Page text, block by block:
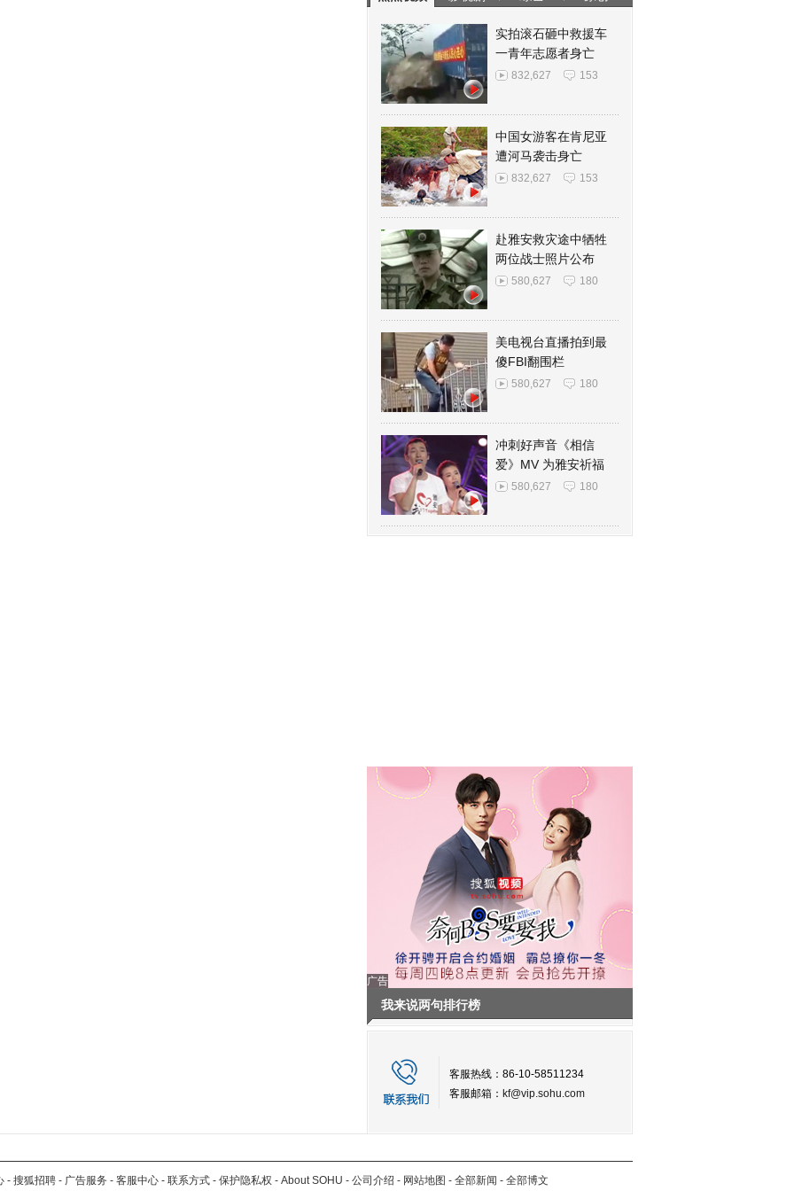
实拍滚石砸中救援车
一青年志愿者身亡
832,627 153
中国女游客在肯尼亚
遭河马袭击身亡
832,627 153
赴雅安救灾途中牺牲
两位战士照片公布
580,627 180
美电视台直播拍到最
傻FBI翻围栏
580,627 180
冲刺好声音《相信
爱》MV 为雅安祈福
580,627 180
广告
我来说两句排行榜
客服热线：86-10-58511234
客服邮箱： kf@vip.sohu.com
- 搜狐招聘 - 广告服务 - 客服中心 - 联系方式 - 保护隐私权 - About SOHU - 公司介绍 - 网站地图 - 全部新闻 - 全部博文